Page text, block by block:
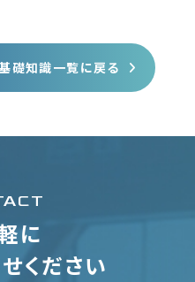
礎知識一覧に戻る
に
ください